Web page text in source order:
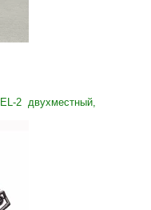
2 двухместный,